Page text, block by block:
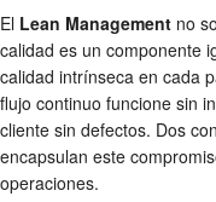
El Lean Management no
calidad es un componente
calidad intrínseca en cada
flujo continuo funcione sin
cliente sin defectos. Dos
encapsulan este
operaciones.